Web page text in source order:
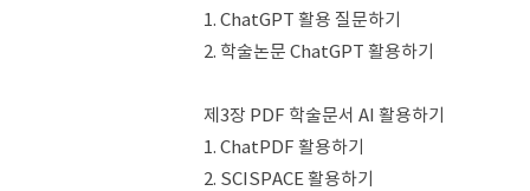
1. ChatGPT 활용 질문하기
2. 학술논문 ChatGPT 활용하기
제3장 PDF 학술문서 AI 활용하기
1. ChatPDF 활용하기
2. SCISPACE 활용하기